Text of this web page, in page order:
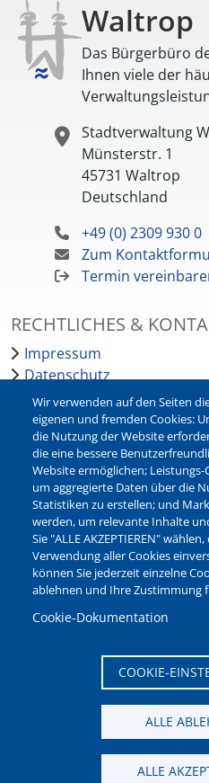
Waltrop
Das Bürgerbüro
Ihnen viele der
Stadtverwaltung
Münsterstr. 1
45731 Waltrop
Deutschland
+49 (0) 2309 930 0
Zum
Termin
RECHTLICHES &
Impressum
Datenschutz
Barrierefreiheit
Leichte Sprache
Bankverbindungen
Pressestelle
Kontakt
NEWSLETTER
Jetzt die verschiedenen
abonnieren:
Newsletter verwalten
Wir verwenden auf den Seiten
eigenen und fremden Cookies:
die Nutzung der Website
die eine bessere
Website ermöglichen;
um aggregierte Daten über die
Statistiken zu erstellen; und
werden, um relevante Inhalte
Sie "ALLE AKZEPTIEREN"
Verwendung aller Cookies
können Sie jederzeit einzelne
ablehnen und Ihre Zustimmung
Cookie-Dokumentation
COOKIE-
ALLE
ALLE